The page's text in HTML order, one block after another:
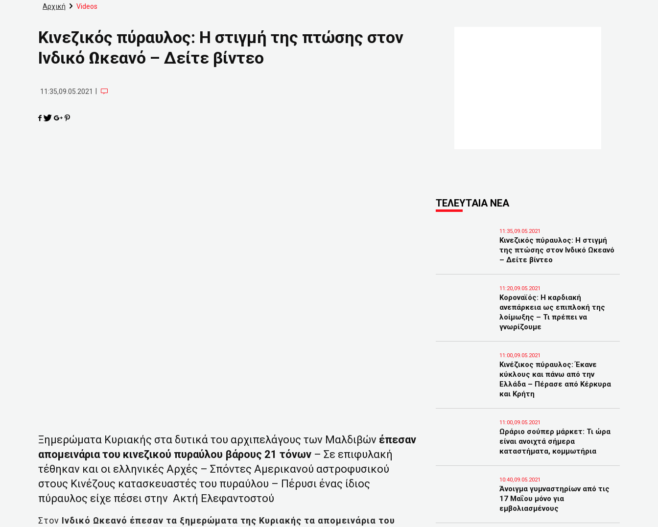
Αρχική Videos
Kινεζικός πύραυλος: Η στιγμή της πτώσης στον
Ινδικό Ωκεανό – Δείτε βίντεο
11:35,09.05.2021
Ξημερώματα Κυριακής στα δυτικά του αρχιπελάγους των Μαλδιβών έπεσαν
απομεινάρια του κινεζικού πυραύλου βάρους 21 τόνων – Σε επιφυλακή
τέθηκαν και οι ελληνικές Αρχές – Σπόντες Αμερικανού αστροφυσικού
στους Κινέζους κατασκευαστές του πυραύλου – Πέρυσι ένας ίδιος
πύραυλος είχε πέσει στην Ακτή Ελεφαντοστού
Στον Ινδικό Ωκεανό έπεσαν τα ξημερώματα της Κυριακής τα απομεινάρια του
ΤΕΛΕΥΤΑΙΑ ΝΕΑ
11:35,09.05.2021
Kινεζικός πύραυλος: Η στιγμή
της πτώσης στον Ινδικό Ωκεανό
– Δείτε βίντεο
11:20,09.05.2021
Κοροναϊός: Η καρδιακή
ανεπάρκεια ως επιπλοκή της
λοίμωξης – Τι πρέπει να
γνωρίζουμε
11:00,09.05.2021
Κινέζικος πύραυλος: Έκανε
κύκλους και πάνω από την
Ελλάδα – Πέρασε από Κέρκυρα
και Κρήτη
11:00,09.05.2021
Ωράριο σούπερ μάρκετ: Τι ώρα
είναι ανοιχτά σήμερα
καταστήματα, κομμωτήρια
10:40,09.05.2021
Άνοιγμα γυμναστηρίων από τις
17 Μαΐου μόνο για
εμβολιασμένους